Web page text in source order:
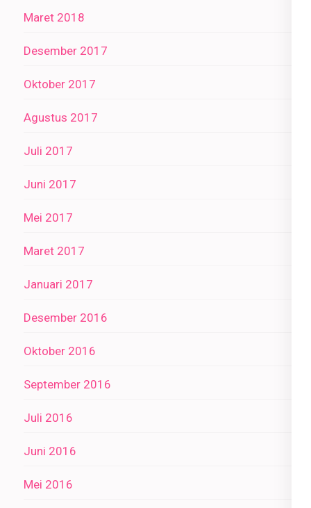
Maret 2018
Desember 2017
Oktober 2017
Agustus 2017
Juli 2017
Juni 2017
Mei 2017
Maret 2017
Januari 2017
Desember 2016
Oktober 2016
September 2016
Juli 2016
Juni 2016
Mei 2016